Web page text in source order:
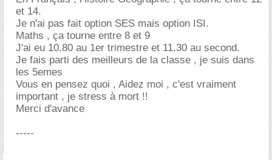
et 14.
Je n'ai pas fait option SES mais option ISI.
Maths , ça tourne entre 8 et 9
J'ai eu 10.80 au 1er trimestre et 11.30 au second.
Je fais parti des meilleurs de la classe , je suis dans
les 5emes
Vous en pensez quoi , Aidez moi , c'est vraiment
important , je stress à mort !!
Merci d'avance
-----